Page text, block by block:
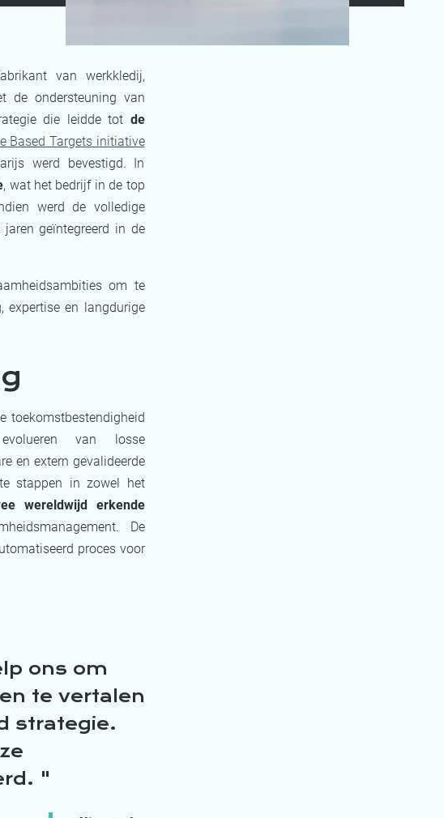
van werkkledij,
de ondersteuning van
die leidde tot de
Based Targets initiative
werd bevestigd. In
, wat het bedrijf in de top
werd de volledige
jaren geïntegreerd in de
om te
expertise en langdurige
toekomstbestendigheid
van losse
en extern gevalideerde
stappen in zowel het
wereldwijd erkende
De
proces voor
ons om
te vertalen
strategie.